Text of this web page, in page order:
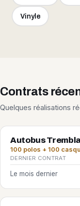
Vinyle
Contrats
Quelques réalisations
Autobus
100 polos + 100
DERNIER CONTRAT
Le mois dernier